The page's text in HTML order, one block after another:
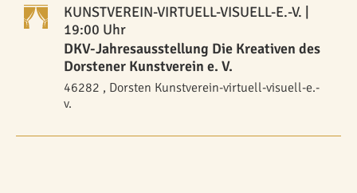
KUNSTVEREIN-VIRTUELL-VISUELL-E.-V. |
19:00 Uhr
DKV-Jahresausstellung Die Kreativen des
Dorstener Kunstverein e. V.
46282 , Dorsten Kunstverein-virtuell-visuell-e.-
v.